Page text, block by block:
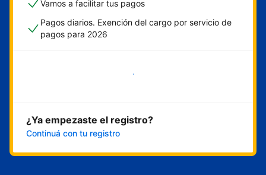
Vamos a facilitar tus pagos
Pagos diarios. Exención del cargo por servicio de
pagos para 2026
Empezar ahora
¿Ya empezaste el registro?
Continuá con tu registro